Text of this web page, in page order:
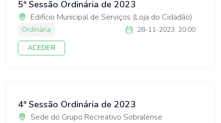
5ª Sessão Ordinária de 2023
Edifício Municipal de Serviços (Loja do Cidadão)
Ordinária
28-11-2023: 20:00
ACEDER
4ª Sessão Ordinária de 2023
Sede do Grupo Recreativo Sobralense